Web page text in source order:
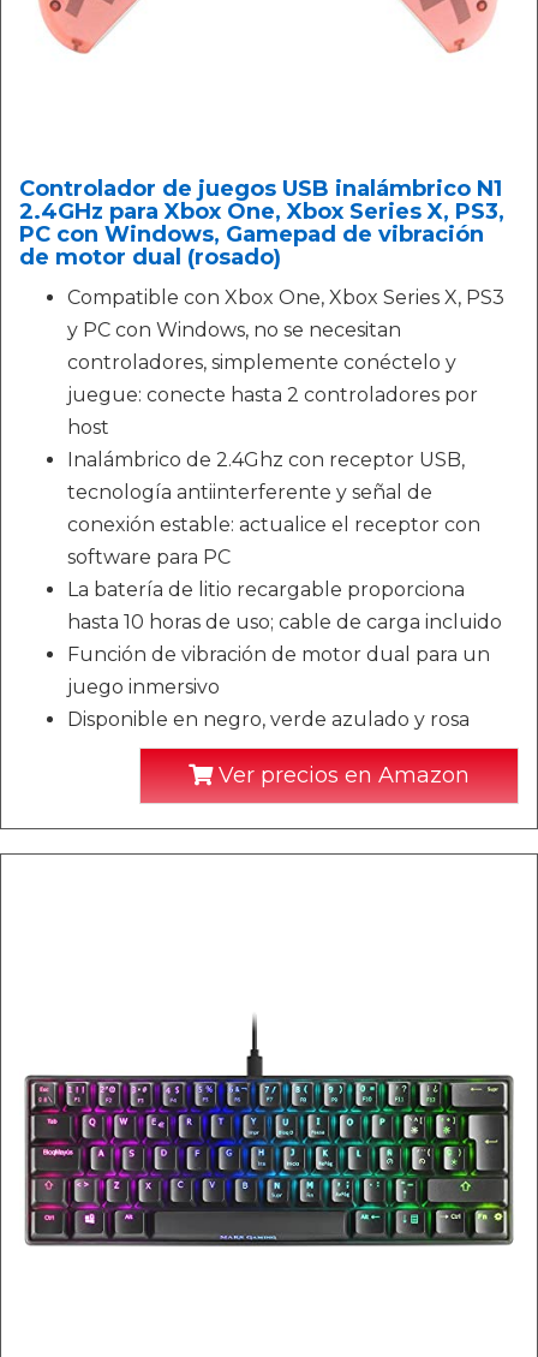
Controlador de juegos USB inalámbrico N1
2.4GHz para Xbox One, Xbox Series X, PS3,
PC con Windows, Gamepad de vibración
de motor dual (rosado)
Compatible con Xbox One, Xbox Series X, PS3
y PC con Windows, no se necesitan
controladores, simplemente conéctelo y
juegue: conecte hasta 2 controladores por
host
Inalámbrico de 2.4Ghz con receptor USB,
tecnología antiinterferente y señal de
conexión estable: actualice el receptor con
software para PC
La batería de litio recargable proporciona
hasta 10 horas de uso; cable de carga incluido
Función de vibración de motor dual para un
juego inmersivo
Disponible en negro, verde azulado y rosa
Ver precios en Amazon